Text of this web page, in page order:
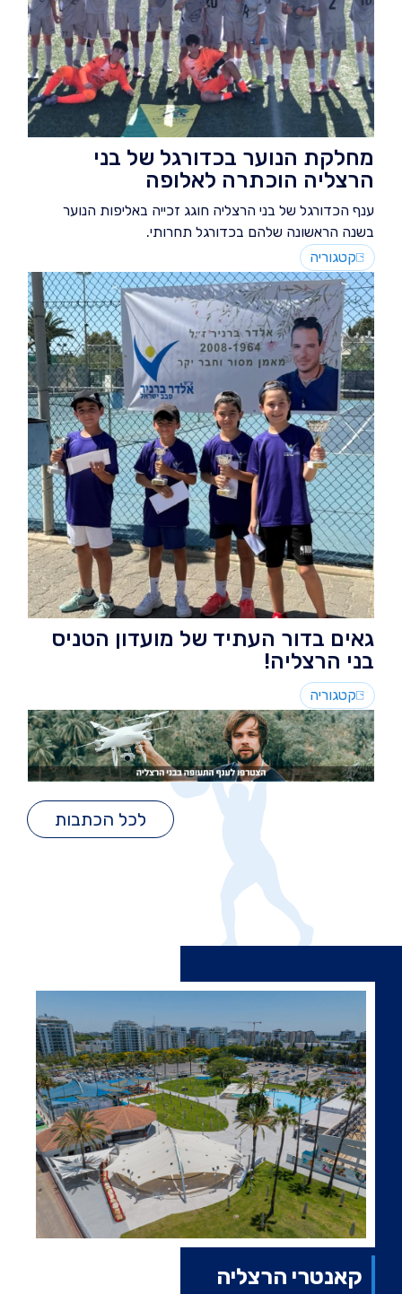
מחלקת הנוער בכדורגל של בני
הרצליה הוכתרה לאלופה
ענף הכדורגל של בני הרצליה חוגג זכייה באליפות הנוער
בשנה הראשונה שלהם בכדורגל תחרותי.
קטגוריה
גאים בדור העתיד של מועדון הטניס
בני הרצליה!
קטגוריה
לכל הכתבות
קאנטרי הרצליה